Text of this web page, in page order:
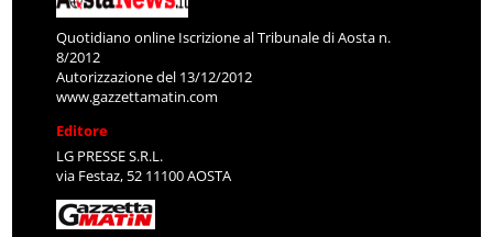
Quotidiano online Iscrizione al Tribunale di Aosta n.
8/2012
Autorizzazione del 13/12/2012
www.gazzettamatin.com
Editore
LG PRESSE S.R.L.
via Festaz, 52 11100 AOSTA